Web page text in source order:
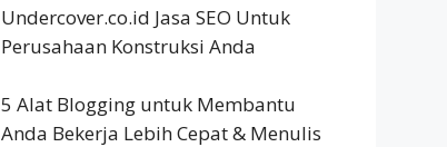
Undercover.co.id Jasa SEO Untuk
Perusahaan Konstruksi Anda
5 Alat Blogging untuk Membantu
Anda Bekerja Lebih Cepat & Menulis